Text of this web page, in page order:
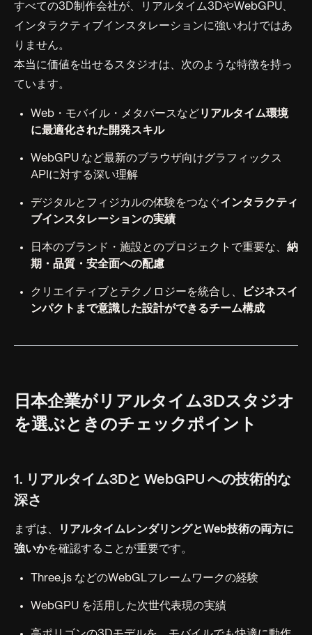
すべての3D制作会社が、リアルタイム3DやWebGPU、
インタラクティブインスタレーションに強いわけではあ
りません。
本当に価値を出せるスタジオは、次のような特徴を持っ
ています。
Web・モバイル・メタバースなど リアルタイム環境
に最適化された開発スキル
WebGPU など最新のブラウザ向けグラフィックス
APIに対する深い理解
デジタルとフィジカルの体験をつなぐインタラクティ
ブインスタレーションの実績
日本のブランド・施設とのプロジェクトで重要な、 納
期・品質・安全面への配慮
クリエイティブとテクノロジーを統合し、
ビジネスイ
ンパクトまで意識した設計ができるチーム構成
日本企業がリアルタイム3Dスタジオ
を選ぶときのチェックポイント
1. リアルタイム3Dと WebGPU への技術的な
深さ
まずは、
リアルタイムレンダリングとWeb技術の両方に
強いかを確認することが重要です。
Three.js などのWebGLフレームワークの経験
WebGPU を活用した次世代表現の実績